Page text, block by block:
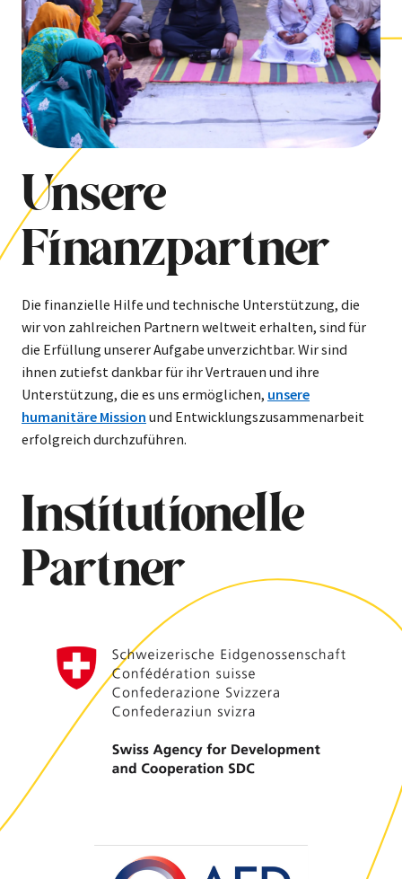
Unsere
Finanzpartner
Die finanzielle Hilfe und technische Unterstützung, die
wir von zahlreichen Partnern weltweit erhalten, sind für
die Erfüllung unserer Aufgabe unverzichtbar. Wir sind
ihnen zutiefst dankbar für ihr Vertrauen und ihre
Unterstützung, die es uns ermöglichen, unsere
humanitäre Mission und Entwicklungszusammenarbeit
erfolgreich durchzuführen.
Institutionelle
Partner